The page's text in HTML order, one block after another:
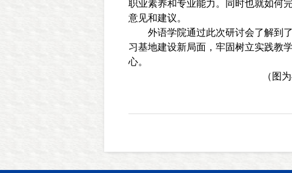
职业素养和专业能力。同时也就如何
意见和建议。
外语学院通过此次研讨会了解到
习基地建设新局面，牢固树立实践教
心。
（图